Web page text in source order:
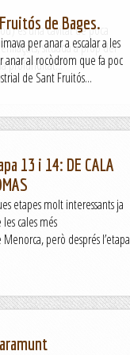
és una cavitat de poca
situada a prop del
profunditat...
de Bages.
per anar a escalar a les
al rocòdrom que fa poc
de Sant Fruitós...
13 i 14: DE CALA
etapes molt interessants ja
cales més
però després l’etapa